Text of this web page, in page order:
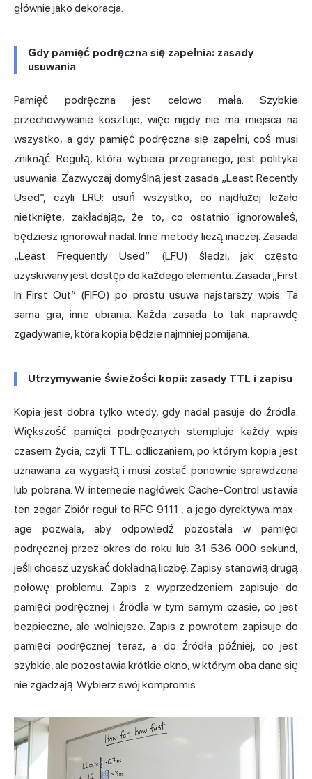
głównie jako dekoracja.
Gdy pamięć podręczna się zapełnia: zasady
usuwania
Pamięć podręczna jest celowo mała. Szybkie
przechowywanie kosztuje, więc nigdy nie ma miejsca na
wszystko, a gdy pamięć podręczna się zapełni, coś musi
zniknąć. Regułą, która wybiera przegranego, jest polityka
usuwania. Zazwyczaj domyślną jest zasada „Least Recently
Used”, czyli LRU: usuń wszystko, co najdłużej leżało
nietknięte, zakładając, że to, co ostatnio ignorowałeś,
będziesz ignorował nadal. Inne metody liczą inaczej. Zasada
„Least Frequently Used” (LFU) śledzi, jak często
uzyskiwany jest dostęp do każdego elementu. Zasada „First
In First Out” (FIFO) po prostu usuwa najstarszy wpis. Ta
sama gra, inne ubrania. Każda zasada to tak naprawdę
zgadywanie, która kopia będzie najmniej pomijana.
Utrzymywanie świeżości kopii: zasady TTL i zapisu
Kopia jest dobra tylko wtedy, gdy nadal pasuje do źródła.
Większość pamięci podręcznych stempluje każdy wpis
czasem życia, czyli TTL: odliczaniem, po którym kopia jest
uznawana za wygasłą i musi zostać ponownie sprawdzona
lub pobrana. W internecie nagłówek Cache-Control ustawia
ten zegar. Zbiór reguł toRFC 9111 , a jego dyrektywa max-
age pozwala, aby odpowiedź pozostała w pamięci
podręcznej przez okres do roku lub 31 536 000 sekund,
jeśli chcesz uzyskać dokładną liczbę. Zapisy stanowią drugą
połowę problemu. Zapis z wyprzedzeniem zapisuje do
pamięci podręcznej i źródła w tym samym czasie, co jest
bezpieczne, ale wolniejsze. Zapis z powrotem zapisuje do
pamięci podręcznej teraz, a do źródła później, co jest
szybkie, ale pozostawia krótkie okno, w którym oba dane się
nie zgadzają. Wybierz swój kompromis.